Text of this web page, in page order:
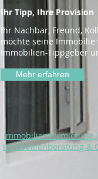
Ihr Tipp, Ihre Provision
Ihr Nachbar, Freund,
möchte seine Immobilie
Immobilien-Tippgeber
Mehr erfahren
Immobilienvermietung
Immobilienberatung &